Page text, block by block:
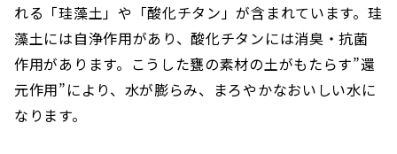
れる「珪藻土」や「酸化チタン」が含まれています。珪
藻土には自浄作用があり、酸化チタンには消臭・抗菌
作用があります。こうした甕の素材の土がもたらす”還
元作用”により、水が膨らみ、まろやかなおいしい水に
なります。